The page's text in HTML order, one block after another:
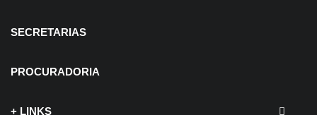
SECRETARIAS
PROCURADORIA
+ LINKS